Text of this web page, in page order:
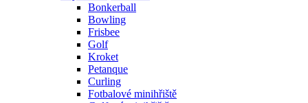
Bonkerball
Bowling
Frisbee
Golf
Kroket
Petanque
Curling
Fotbalové minihřiště